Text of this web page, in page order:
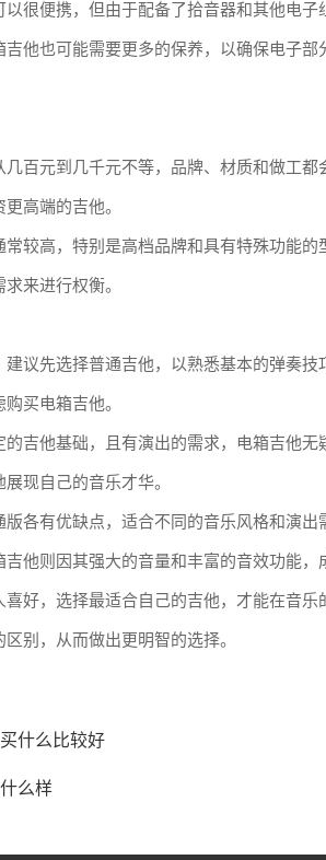
以很便携，但由于配备了拾音器和其他电
他也可能需要更多的保养，以确保电子部
几百元到几千元不等，品牌、材质和做工
高端的吉他。
常较高，特别是高档品牌和具有特殊功能
来进行权衡。
建议先选择普通吉他，以熟悉基本的弹奏
买电箱吉他。
的吉他基础，且有演出的需求，电箱吉他
现自己的音乐才华。
版各有优缺点，适合不同的音乐风格和演
他则因其强大的音量和丰富的音效功能
喜好，选择最适合自己的吉他，才能在音
别，从而做出更明智的选择。
什么比较好
么样